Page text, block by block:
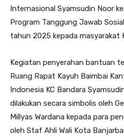
Internasional Syamsudin Noor
Program Tanggung Jawab
tahun 2025 kepada masyarakat
Kegiatan penyerahan bantuan
Ruang Rapat Kayuh Baimbai
Indonesia KC Bandara
dilakukan secara simbolis oleh
Millyas Wardana kepada para
oleh Staf Ahli Wali Kota